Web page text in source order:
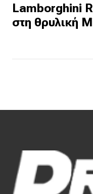
Lamborghini
στη θρυλική